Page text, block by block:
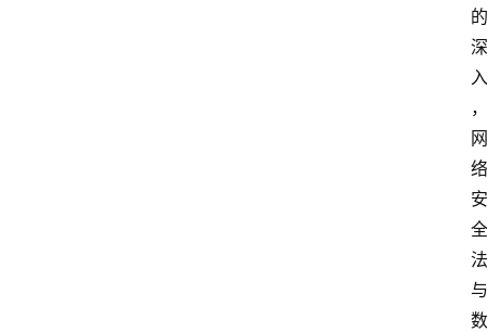
的
深
入
，
网
络
安
全
法
与
数